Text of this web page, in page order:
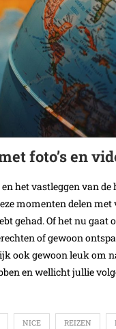
foto’s en
het vastleggen van de
momenten delen
gehad. Of het nu
of gewoon
ook gewoon leuk om
en wellicht jullie
NICE REIZEN